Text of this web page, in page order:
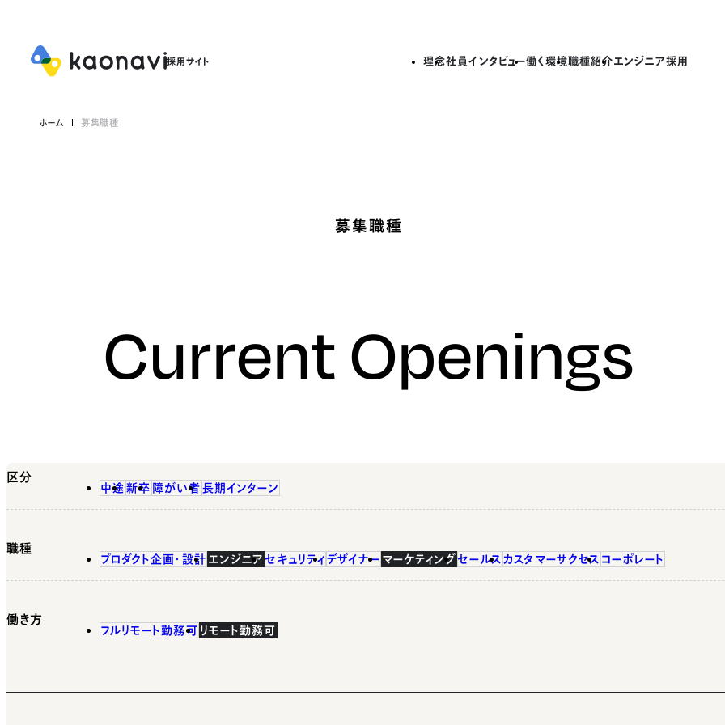
理念社員インタビュー働く環境職種紹介エンジニア採用
ホーム 募集職種
募集職種
Current Openings
区分
中途 新卒 障がい者 長期インターン
職種
プロダクト企画・設計 エンジニア セキュリティ デザイナー マーケティング セールス カスタマーサクセス コーポレート
働き方
フルリモート勤務可 リモート勤務可